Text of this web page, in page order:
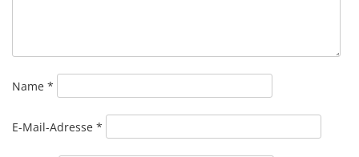
Name *
E-Mail-Adresse *